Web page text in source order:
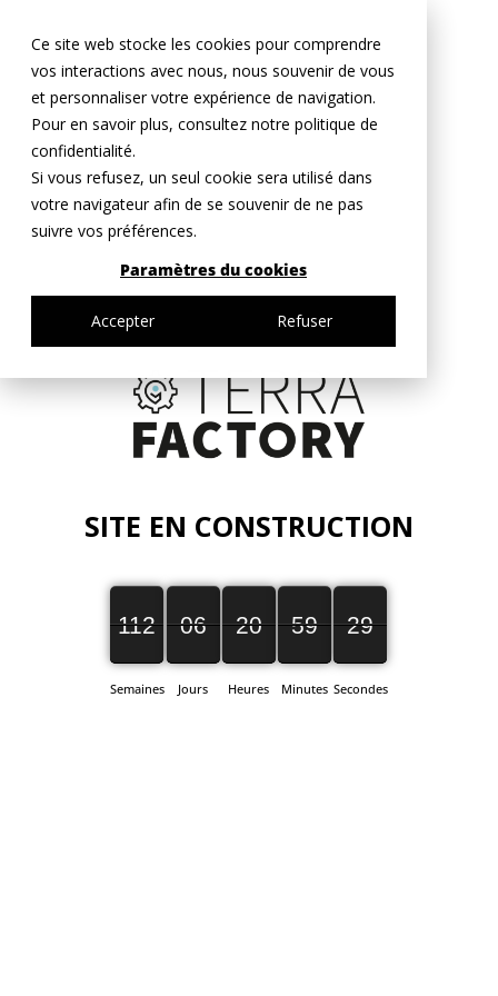
Ce site web stocke les cookies pour comprendre
vos interactions avec nous, nous souvenir de vous
et personnaliser votre expérience de navigation.
Pour en savoir plus, consultez notre politique de
confidentialité.
Si vous refusez, un seul cookie sera utilisé dans
votre navigateur afin de se souvenir de ne pas
suivre vos préférences.
Paramètres du cookies
Accepter Refuser
SITE EN CONSTRUCTION
112
112
00
Semaines
06
06
00
Jours
20
20
00
Heures
59
59
00
Minutes
29
29
28
Secondes